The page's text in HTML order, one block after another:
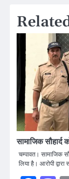
सामाजिक सौहार्द
चम्पावत। सामाजिक
लिया है। आरोपी